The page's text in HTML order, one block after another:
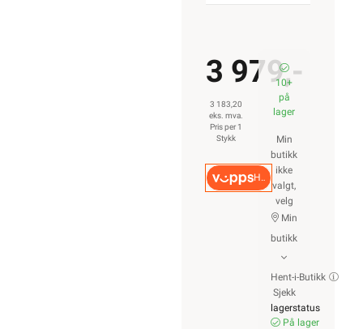
3 979,-
3 183,20
eks. mva.
Pris per 1
Stykk
Hurtigkasse
10+
på
lager
Min
butikk
ikke
valgt,
velg
Min
butikk
Hent-i-Butikk
Sjekk
lagerstatus
På lager